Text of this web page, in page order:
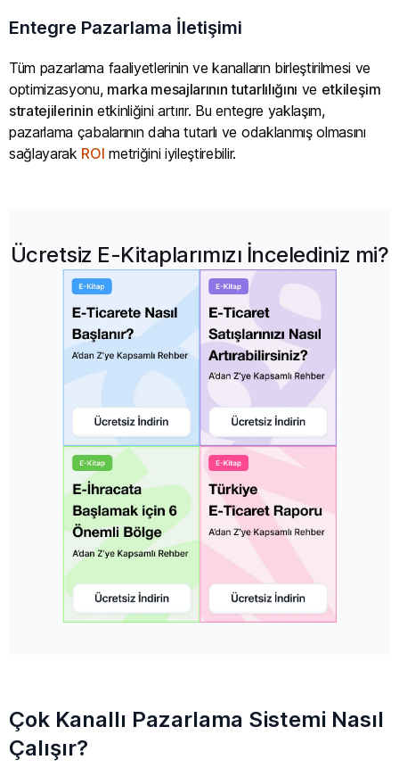
Entegre Pazarlama İletişimi
Tüm pazarlama faaliyetlerinin ve kanalların birleştirilmesi ve
optimizasyonu, marka mesajlarının tutarlılığını ve etkileşim
stratejilerinin etkinliğini artırır. Bu entegre yaklaşım,
pazarlama çabalarının daha tutarlı ve odaklanmış olmasını
sağlayarak ROI metriğini iyileştirebilir.
Ücretsiz E-Kitaplarımızı İncelediniz mi?
Çok Kanallı Pazarlama Sistemi Nasıl
Çalışır?